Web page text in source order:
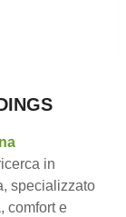
in
specializzato
comfort e